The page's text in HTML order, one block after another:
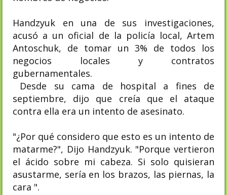
Handzyuk en una de sus investigaciones,
acusó a un oficial de la policía local, Artem
Antoschuk, de tomar un 3% de todos los
negocios locales y contratos
gubernamentales.
Desde su cama de hospital a fines de
septiembre, dijo que creía que el ataque
contra ella era un intento de asesinato.
"¿Por qué considero que esto es un intento de
matarme?", Dijo Handzyuk. "Porque vertieron
el ácido sobre mi cabeza. Si solo quisieran
asustarme, sería en los brazos, las piernas, la
cara ".